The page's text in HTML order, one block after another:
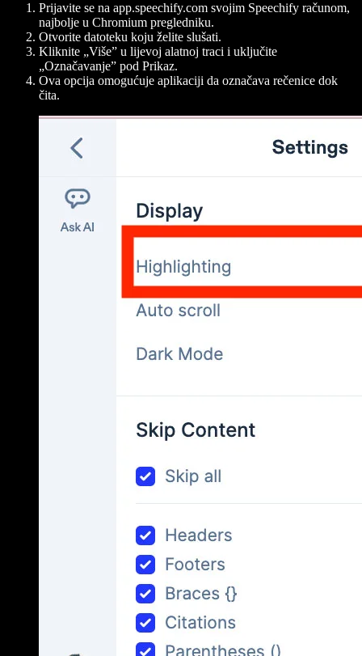
Prijavite se na app.speechify.com svojim Speechify računom,
najbolje u Chromium pregledniku.
Otvorite datoteku koju želite slušati.
Kliknite „Više” u lijevoj alatnoj traci i uključite
„Označavanje” pod Prikaz.
Ova opcija omogućuje aplikaciji da označava rečenice dok
čita.